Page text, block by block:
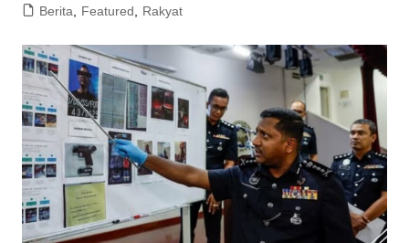
Berita, Featured, Rakyat